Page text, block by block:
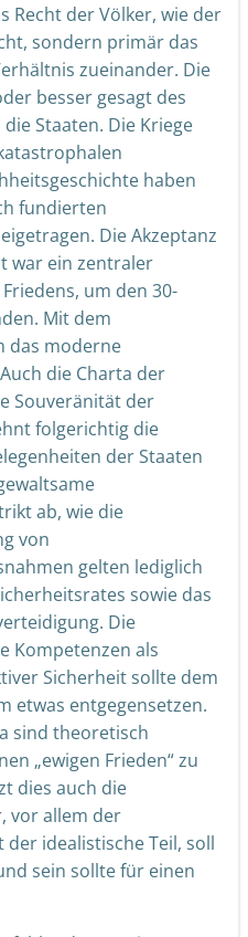
Recht der Völker, wie der
sondern primär das
zueinander. Die
besser gesagt des
Staaten. Die Kriege
haben
fundierten
Die Akzeptanz
war ein zentraler
um den 30-
Mit dem
das moderne
die Charta der
Souveränität der
folgerichtig die
der Staaten
ab, wie die
von
gelten lediglich
sowie das
Die
Kompetenzen als
Sicherheit sollte dem
etwas entgegensetzen.
sind theoretisch
„ewigen Frieden“ zu
dies auch die
vor allem der
idealistische Teil, soll
sein sollte für einen